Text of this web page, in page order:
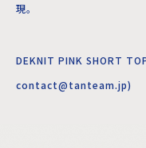
現。
DEKNIT PINK SHORT
contact@tanteam.jp)